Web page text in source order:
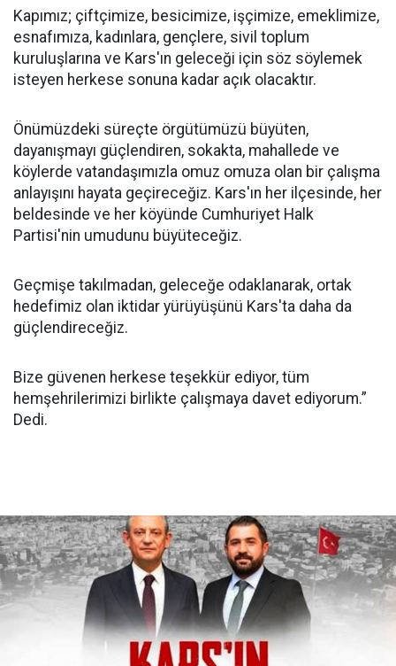
Kapımız; çiftçimize, besicimize, işçimize, emeklimize,
esnafımıza, kadınlara, gençlere, sivil toplum
kuruluşlarına ve Kars'ın geleceği için söz söylemek
isteyen herkese sonuna kadar açık olacaktır.
Önümüzdeki süreçte örgütümüzü büyüten,
dayanışmayı güçlendiren, sokakta, mahallede ve
köylerde vatandaşımızla omuz omuza olan bir çalışma
anlayışını hayata geçireceğiz. Kars'ın her ilçesinde, her
beldesinde ve her köyünde Cumhuriyet Halk
Partisi'nin umudunu büyüteceğiz.
Geçmişe takılmadan, geleceğe odaklanarak, ortak
hedefimiz olan iktidar yürüyüşünü Kars'ta daha da
güçlendireceğiz.
Bize güvenen herkese teşekkür ediyor, tüm
hemşehrilerimizi birlikte çalışmaya davet ediyorum.”
Dedi.